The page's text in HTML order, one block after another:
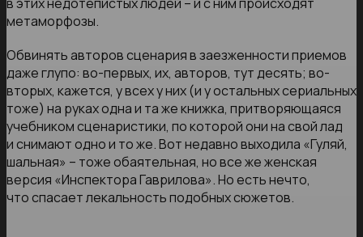
метаморфозы.
Обвинять авторов сценария в заезженности приемов
даже глупо: во-первых, их, авторов, тут десять; во-
вторых, кажется, у всех у них (и у остальных сериальных
тоже) на руках одна и та же книжка, притворяющаяся
учебником сценаристики, по которой они на свой лад
и снимают одно и то же. Вот недавно выходила «Гуляй,
шальная» – тоже обаятельная, но все же женская
версия «Инспектора Гаврилова». Но есть нечто,
что спасает лекальность подобных сюжетов.